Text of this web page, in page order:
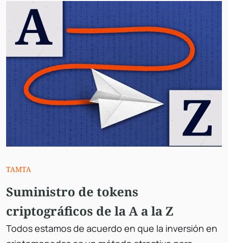
TAMTA
Suministro de tokens
criptográficos de la A a la Z
Todos estamos de acuerdo en que la inversión en